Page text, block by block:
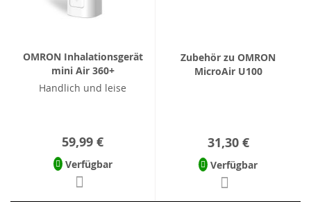
OMRON Inhalationsgerät
mini Air 360+
Handlich und leise
59,99 €
Verfügbar
Zubehör zu OMRON
MicroAir U100
31,30 €
Verfügbar